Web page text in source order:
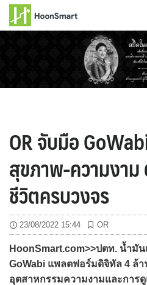
OR จับมือ
สุขภาพ-ความงาม
ชีวิตครบวงจร
23/08/2022 15:44 OR
HoonSmart.com>>ปตท. น้ำมั
GoWabi แพลตฟอร์มดิจิทัล 4 ล้
อุตสาหกรรมความงามและการ